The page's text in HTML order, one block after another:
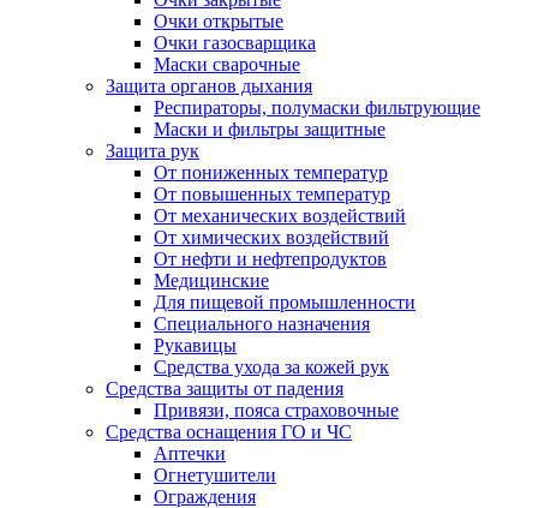
Очки открытые
Очки газосварщика
Маски сварочные
Защита органов дыхания
Респираторы, полумаски фильтрующие
Маски и фильтры защитные
Защита рук
От пониженных температур
От повышенных температур
От механических воздействий
От химических воздействий
От нефти и нефтепродуктов
Медицинские
Для пищевой промышленности
Специального назначения
Рукавицы
Средства ухода за кожей рук
Средства защиты от падения
Привязи, пояса страховочные
Средства оснащения ГО и ЧС
Аптечки
Огнетушители
Ограждения